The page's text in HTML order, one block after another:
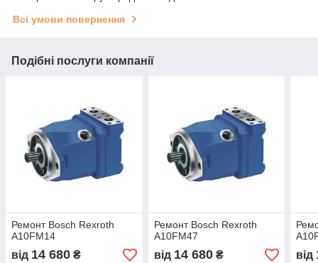
Всі умови повернення
Подібні послуги компанії
Ремонт Bosch Rexroth
A10FМ14
від 14 680 ₴
Ремонт Bosch Rexroth
A10FМ47
від 14 680₴ від